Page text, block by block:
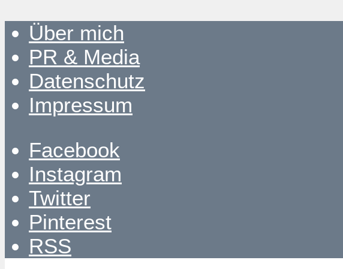
Über mich
PR & Media
Datenschutz
Impressum
Facebook
Instagram
Twitter
Pinterest
RSS